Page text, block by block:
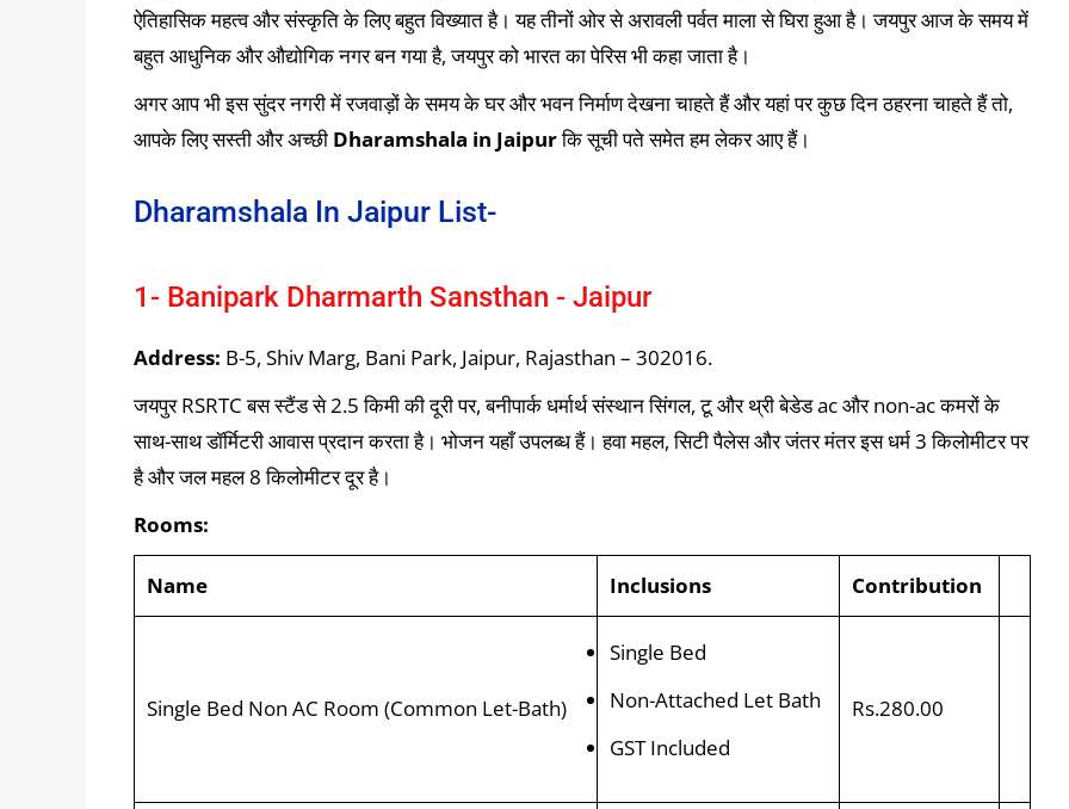
ऐतिहासिक महत्व और संस्कृति के लिए बहुत विख्यात है। यह तीनों ओर से अरावली पर्वत माला से घिरा हुआ है। जयपुर आज के समय में
बहुत आधुनिक और औद्योगिक नगर बन गया है, जयपुर को भारत का पेरिस भी कहा जाता है।
अगर आप भी इस सुंदर नगरी में रजवाड़ों के समय के घर और भवन निर्माण देखना चाहते हैं और यहां पर कुछ दिन ठहरना चाहते हैं तो,
आपके लिए सस्ती और अच्छी Dharamshala in Jaipurकि सूची पते समेत हम लेकर आए हैं।
Dharamshala In Jaipur List-
1- Banipark Dharmarth Sansthan - Jaipur
Address: B-5, Shiv Marg, Bani Park, Jaipur, Rajasthan – 302016.
जयपुर RSRTC बस स्टैंड से 2.5 किमी की दूरी पर, बनीपार्क धर्मार्थ संस्थान सिंगल, टू और थ्री बेडेड ac और non-ac कमरों के
साथ-साथ डॉर्मिटरी आवास प्रदान करता है। भोजन यहाँ उपलब्ध हैं। हवा महल, सिटी पैलेस और जंतर मंतर इस धर्म 3 किलोमीटर पर
है और जल महल 8 किलोमीटर दूर है।
Rooms:
Name Inclusions Contribution
Single Bed Non AC Room (Common Let-Bath)
Single Bed
Non-Attached Let Bath
GST Included
Rs.280.00